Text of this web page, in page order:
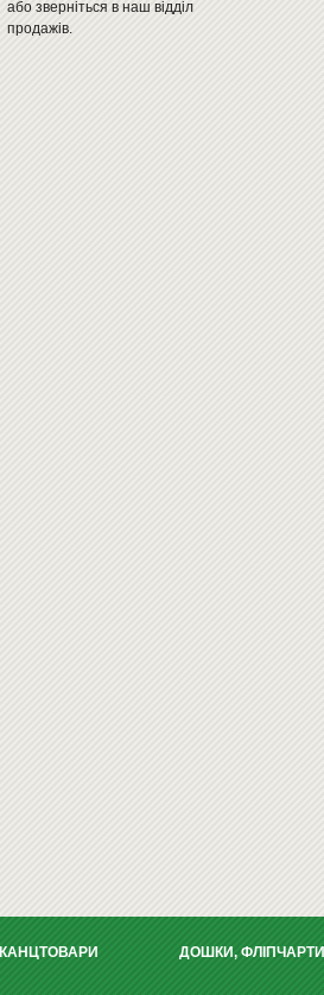
або зверніться в наш відділ
продажів.
КАНЦТОВАРИ ДОШКИ, ФЛІПЧАРТИ